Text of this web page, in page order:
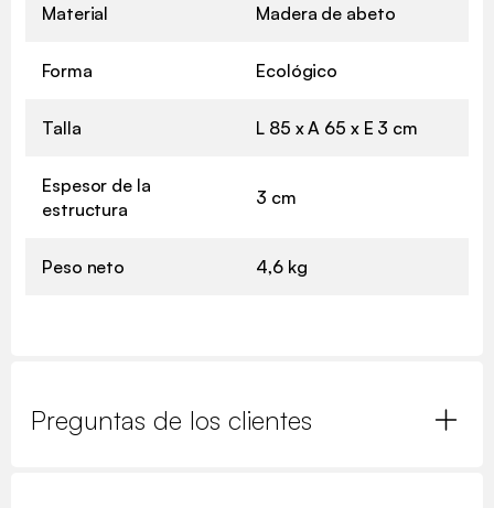
Material Madera de abeto
Forma Ecológico
Talla L 85 x A 65 x E 3 cm
Espesor de la
estructura
3 cm
Peso neto 4,6 kg
Preguntas de los clientes